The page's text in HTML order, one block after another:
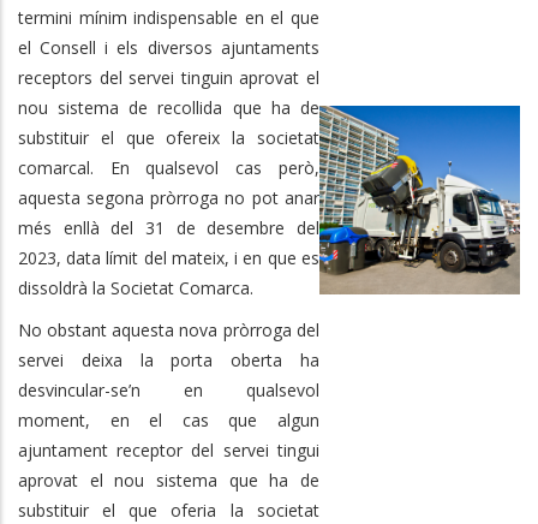
termini mínim indispensable en el que
el Consell i els diversos ajuntaments
receptors del servei tinguin aprovat el
nou sistema de recollida que ha de
substituir el que ofereix la societat
comarcal. En qualsevol cas però,
aquesta segona pròrroga no pot anar
més enllà del 31 de desembre del
2023, data límit del mateix, i en que es
dissoldrà la Societat Comarca.
No obstant aquesta nova pròrroga del
servei deixa la porta oberta ha
desvincular-se’n en qualsevol
moment, en el cas que algun
ajuntament receptor del servei tingui
aprovat el nou sistema que ha de
substituir el que oferia la societat